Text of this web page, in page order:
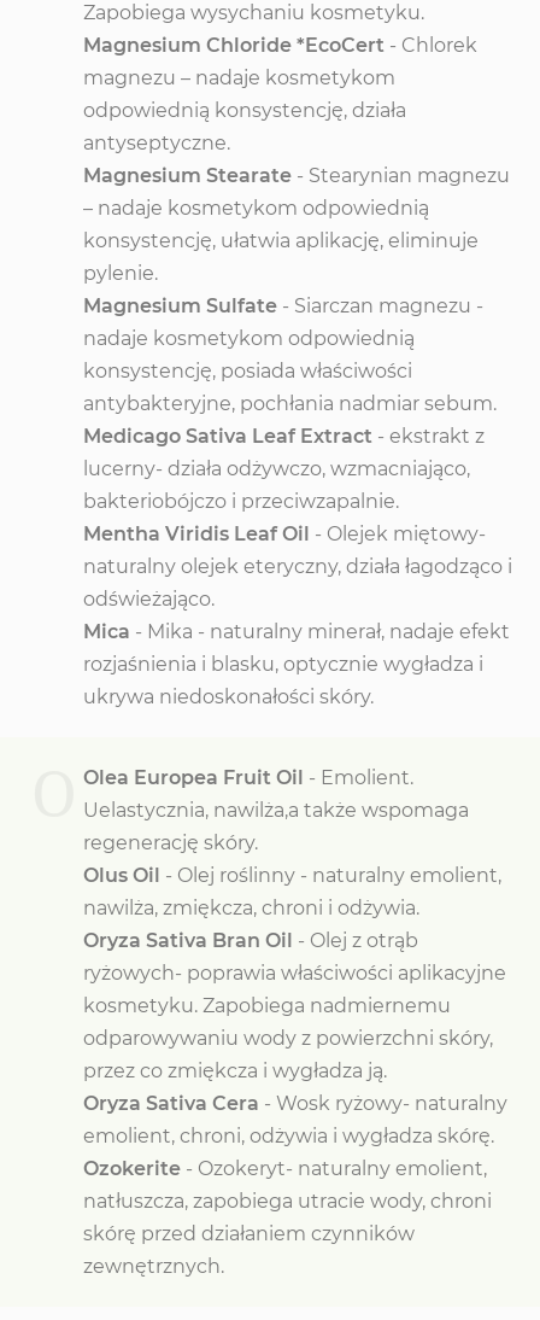
Zapobiega wysychaniu kosmetyku.
Magnesium Chloride *EcoCert - Chlorek
magnezu – nadaje kosmetykom
odpowiednią konsystencję, działa
antyseptyczne.
Magnesium Stearate - Stearynian magnezu
– nadaje kosmetykom odpowiednią
konsystencję, ułatwia aplikację, eliminuje
pylenie.
Magnesium Sulfate - Siarczan magnezu -
nadaje kosmetykom odpowiednią
konsystencję, posiada właściwości
antybakteryjne, pochłania nadmiar sebum.
Medicago Sativa Leaf Extract - ekstrakt z
lucerny- działa odżywczo, wzmacniająco,
bakteriobójczo i przeciwzapalnie.
Mentha Viridis Leaf Oil - Olejek miętowy-
naturalny olejek eteryczny, działa łagodząco i
odświeżająco.
Mica - Mika - naturalny minerał, nadaje efekt
rozjaśnienia i blasku, optycznie wygładza i
ukrywa niedoskonałości skóry.
Olea Europea Fruit Oil - Emolient.
Uelastycznia, nawilża,a także wspomaga
regenerację skóry.
Olus Oil - Olej roślinny - naturalny emolient,
nawilża, zmiękcza, chroni i odżywia.
Oryza Sativa Bran Oil - Olej z otrąb
ryżowych- poprawia właściwości aplikacyjne
kosmetyku. Zapobiega nadmiernemu
odparowywaniu wody z powierzchni skóry,
przez co zmiękcza i wygładza ją.
Oryza Sativa Cera - Wosk ryżowy- naturalny
emolient, chroni, odżywia i wygładza skórę.
Ozokerite - Ozokeryt- naturalny emolient,
natłuszcza, zapobiega utracie wody, chroni
skórę przed działaniem czynników
zewnętrznych.